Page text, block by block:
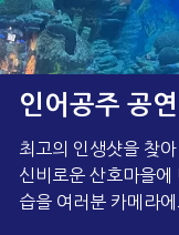
인어공주 공연
최고의 인생샷을 찾
신비로운 산호마을
습을 여러분 카메라